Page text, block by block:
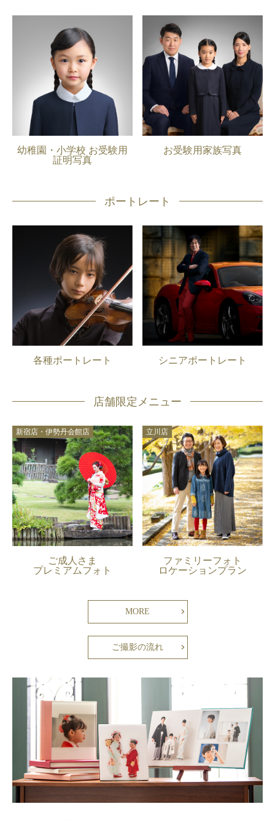
幼稚園・小学校 お受験用
証明写真
お受験用家族写真
ポートレート
各種ポートレート シニアポートレート
店舗限定メニュー
ご成人さま
プレミアムフォト
新宿店・伊勢丹会館店
ファミリーフォト
ロケーションプラン
立川店
MORE
ご撮影の流れ